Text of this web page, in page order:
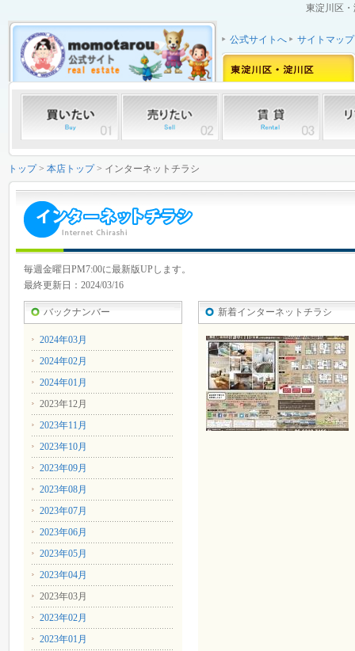
東淀川区
公式サイトへ サイトマップ
トップ> 本店トップ> インターネットチラシ
毎週金曜日PM7:00に最新版UPします。
最終更新日：2024/03/16
バックナンバー
2024年03月
2024年02月
2024年01月
2023年12月
2023年11月
2023年10月
2023年09月
2023年08月
2023年07月
2023年06月
2023年05月
2023年04月
2023年03月
2023年02月
2023年01月
新着インターネットチラシ